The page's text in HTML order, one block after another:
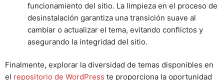
funcionamiento del sitio. La limpieza en el proceso de
desinstalación garantiza una transición suave al
cambiar o actualizar el tema, evitando conflictos y
asegurando la integridad del sitio.
Finalmente, explorar la diversidad de temas disponibles en
el repositorio de WordPress te proporciona la oportunidad